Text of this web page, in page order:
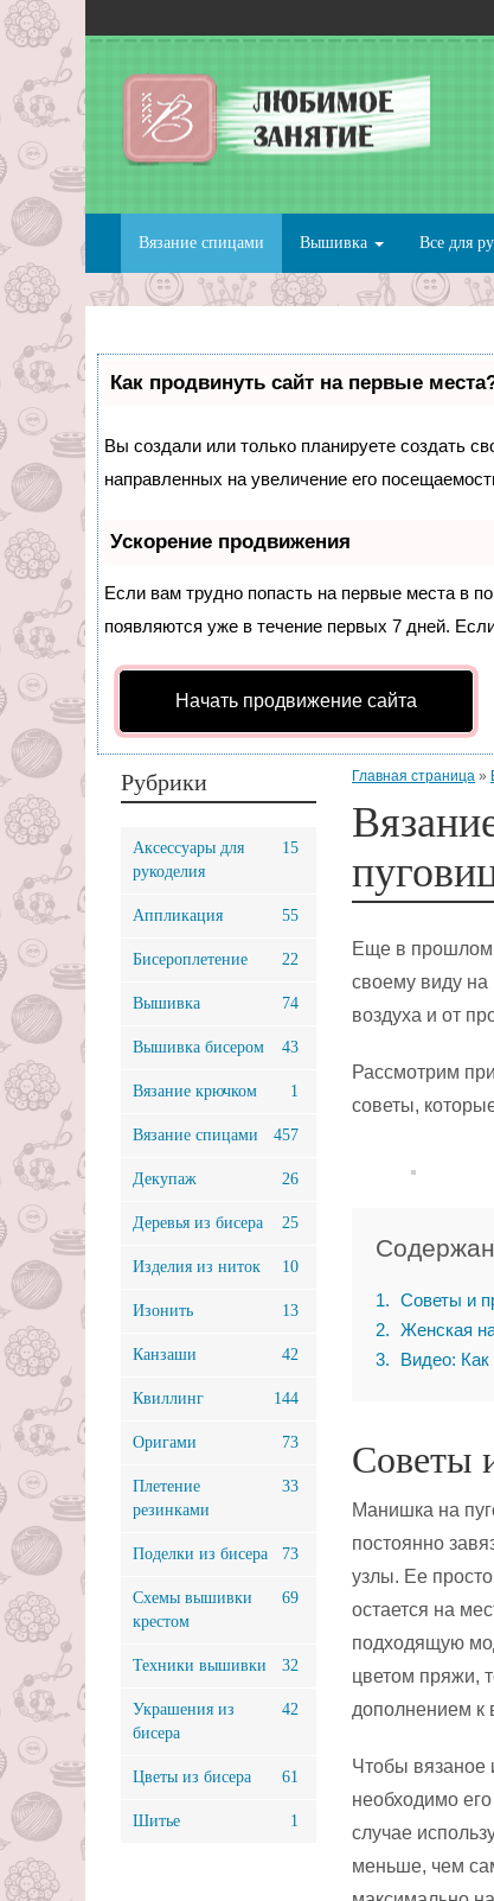
Вязание спицами Вышивка Все для
Как продвинуть сайт на первые
Вы создали или только планируете создать
направленных на увеличение его
Ускорение продвижения
Если вам трудно попасть на первые места в
появляются уже в течение первых 7 дней.
Начать продвижение сайта
Главная страница »
Еще в прошлом
своему виду
воздуха и от
Рассмотрим
советы,
1
Советы и
2
Женская
3
Видео:
Советы
Манишка на
постоянно
узлы. Ее просто
остается на
подходящую
цветом пряжи,
дополнением к
Чтобы вязаное
необходимо
случае
меньше, чем
Рубрики
Аксессуары для
рукоделия
15
Аппликация 55
Бисероплетение 22
Вышивка 74
Вышивка бисером 43
Вязание крючком 1
Вязание спицами 457
Декупаж 26
Деревья из бисера 25
Изделия из ниток 10
Изонить 13
Канзаши 42
Квиллинг 144
Оригами 73
Плетение
резинками
33
Поделки из бисера 73
Схемы вышивки
крестом
69
Техники вышивки 32
Украшения из
бисера
42
Цветы из бисера 61
Шитье 1